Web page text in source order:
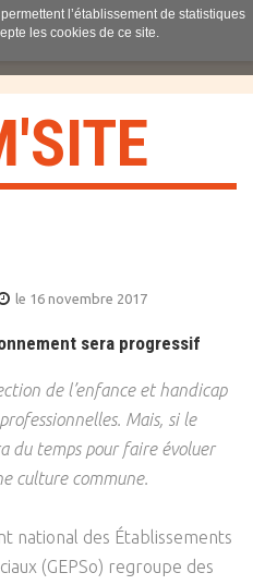
'SITE
le 16 novembre 2017
sera progressif
de l’enfance et handicap
Mais, si le
du temps pour faire évoluer
culture commune.
national des Établissements
(GEPSo) regroupe des
l’établissement de statistiques
les cookies de ce site.